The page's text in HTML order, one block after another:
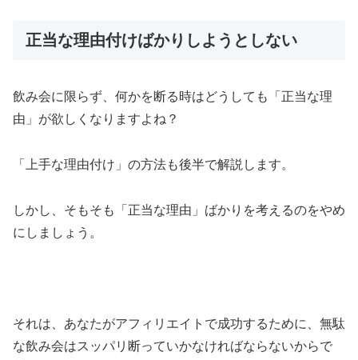
正当な理由付けばかりしようとしない
飲み会に限らず、何かを断る時はどうしても「正当な理
由」が欲しくなりますよね？
「上手な理由付け」の方法も後半で解説します。
しかし、そもそも「正当な理由」ばかりを考えるのをやめ
にしましょう。
それは、あなたがアフィリエイトで成功するために、無駄
な飲み会はスッパリ断っていかなければならないからで